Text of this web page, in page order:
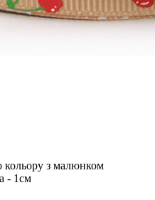
кольору з малюнком
- 1см